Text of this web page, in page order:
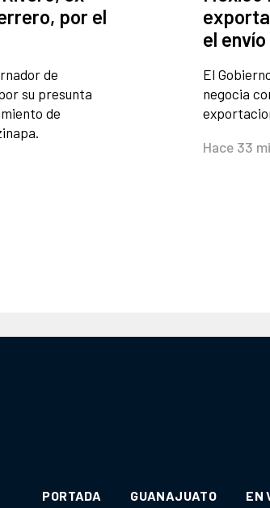
por el
de
su presunta
de
el
El
negocia
Hace 33
PORTADA GUANAJUATO EN